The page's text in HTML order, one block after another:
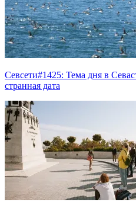
Севсети#1425: Тема дня в
странная дата